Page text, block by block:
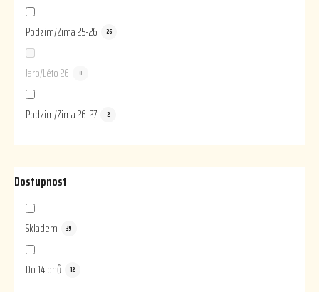
Podzim/Zima 25-26 26
Jaro/Léto 26 0
Podzim/Zima 26-27 2
Dostupnost
Skladem 39
Do 14 dnů 12